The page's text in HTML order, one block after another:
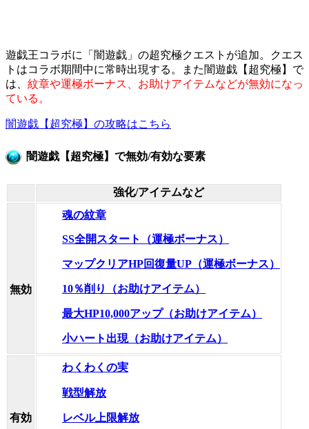
遊戯王コラボに「闇遊戯」の超究極クエストが追加。クエス
トはコラボ期間中に常時出現する。また闇遊戯【超究極】で
は、 紋章や運極ボーナス、お助けアイテムなどが無効になっ
ている。
闇遊戯【超究極】の攻略はこちら
闇遊戯【超究極】で無効/有効な要素
強化/アイテムなど
無効
魂の紋章
SS全開スタート（運極ボーナス）
マップクリアHP回復量UP（運極ボーナス）
10％削り（お助けアイテム）
最大HP10,000アップ（お助けアイテム）
小ハート出現（お助けアイテム）
有効
わくわくの実
戦型解放
レベル上限解放